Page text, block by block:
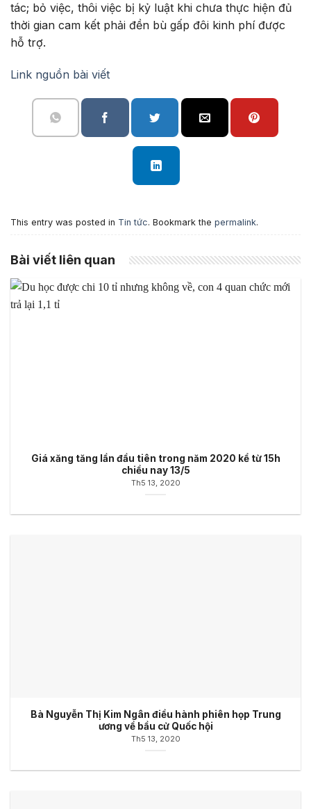
tác; bỏ việc, thôi việc bị kỷ luật khi chưa thực hiện đủ
thời gian cam kết phải đền bù gấp đôi kinh phí được
hỗ trợ.
Link nguồn bài viết
This entry was posted in Tin tức. Bookmark the permalink.
Bài viết liên quan
Giá xăng tăng lần đầu tiên trong năm 2020 kể từ 15h
chiều nay 13/5
Th5 13, 2020
Bà Nguyễn Thị Kim Ngân điều hành phiên họp Trung
ương về bầu cử Quốc hội
Th5 13, 2020